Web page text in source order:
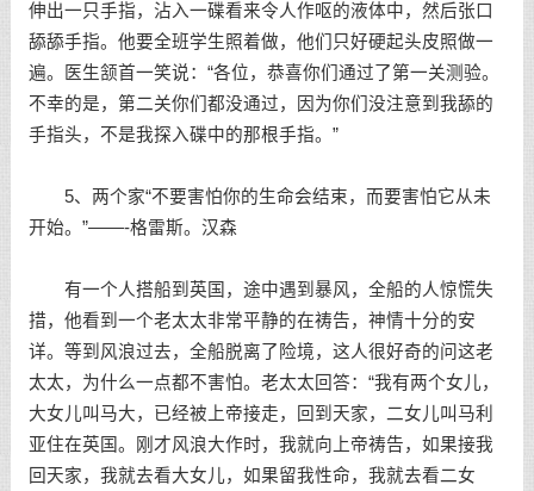
伸出一只手指，沾入一碟看来令人作呕的液体中，然后张口
舔舔手指。他要全班学生照着做，他们只好硬起头皮照做一
遍。医生颔首一笑说：“各位，恭喜你们通过了第一关测验。
不幸的是，第二关你们都没通过，因为你们没注意到我舔的
手指头，不是我探入碟中的那根手指。”
5、两个家“不要害怕你的生命会结束，而要害怕它从未
开始。”——-格雷斯。汉森
有一个人搭船到英国，途中遇到暴风，全船的人惊慌失
措，他看到一个老太太非常平静的在祷告，神情十分的安
详。等到风浪过去，全船脱离了险境，这人很好奇的问这老
太太，为什么一点都不害怕。老太太回答：“我有两个女儿，
大女儿叫马大，已经被上帝接走，回到天家，二女儿叫马利
亚住在英国。刚才风浪大作时，我就向上帝祷告，如果接我
回天家，我就去看大女儿，如果留我性命，我就去看二女